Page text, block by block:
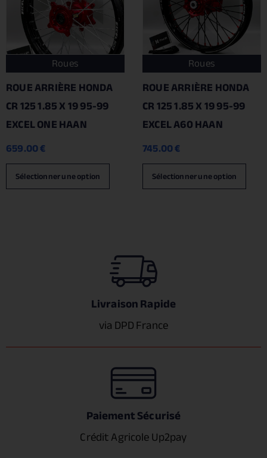
Roues
ROUE ARRIÈRE HONDA
CR 125 1.85 X 19 95-99
EXCEL ONE HAAN
659.00€
Sélectionner une option
Roues
ROUE ARRIÈRE HONDA
CR 125 1.85 X 19 95-99
EXCEL A60 HAAN
745.00€
Sélectionner une option
Livraison Rapide
via DPD France
Paiement Sécurisé
Crédit Agricole Up2pay